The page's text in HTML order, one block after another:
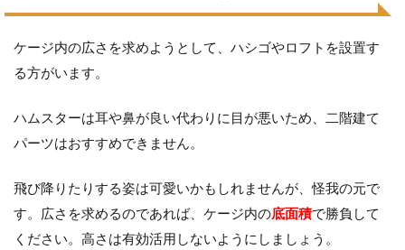
ケージ内の広さを求めようとして、ハシゴやロフトを設置す
る方がいます。
ハムスターは耳や鼻が良い代わりに目が悪いため、二階建て
パーツはおすすめできません。
飛び降りたりする姿は可愛いかもしれませんが、怪我の元で
す。広さを求めるのであれば、ケージ内の底面積で勝負して
ください。高さは有効活用しないようにしましょう。